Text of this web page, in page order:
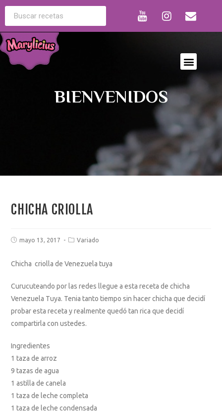
BIENVENIDOS
CHICHA CRIOLLA
mayo 13, 2017 Variado
Chicha criolla de Venezuela tuya
Curucuteando por las redes llegue a esta receta de chicha
Venezuela Tuya. Tenia tanto tiempo sin hacer chicha que decidí
probar esta receta y realmente quedó tan rica que decidí
compartirla con ustedes.
Ingredientes
1 taza de arroz
9 tazas de agua
1 astilla de canela
1 taza de leche completa
1 taza de leche condensada